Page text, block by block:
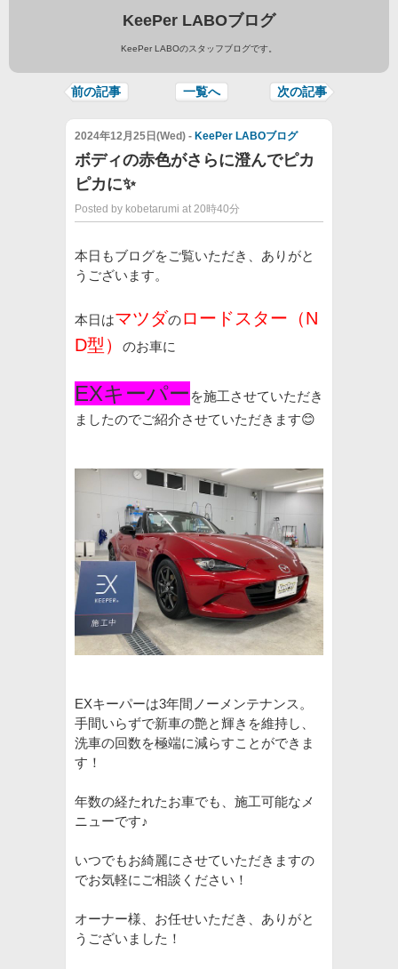
KeePer LABOブログ
KeePer LABOのスタッフブログです。
前の記事 一覧へ 次の記事
2024年12月25日(Wed) - KeePer LABOブログ
ボディの赤色がさらに澄んでピカ
ピカに✨
Posted by kobetarumi at 20時40分
本日もブログをご覧いただき、ありがと
うございます。
本日はマツダのロードスター（N
D型）
のお車に
EXキーパー を施工させていただき
ましたのでご紹介させていただきます😊
EXキーパーは3年間ノーメンテナンス。
手間いらずで新車の艶と輝きを維持し、
洗車の回数を極端に減らすことができま
す！
年数の経たれたお車でも、施工可能なメ
ニューです♪
いつでもお綺麗にさせていただきますの
でお気軽にご相談ください！
オーナー様、お任せいただき、ありがと
うございました！